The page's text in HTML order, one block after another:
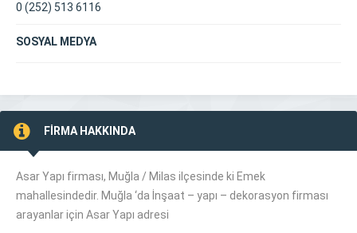
0 (252) 513 6116
SOSYAL MEDYA
FİRMA HAKKINDA
Asar Yapı firması, Muğla / Milas ilçesinde ki Emek
mahallesindedir. Muğla ‘da İnşaat – yapı – dekorasyon firması
arayanlar için Asar Yapı adresi